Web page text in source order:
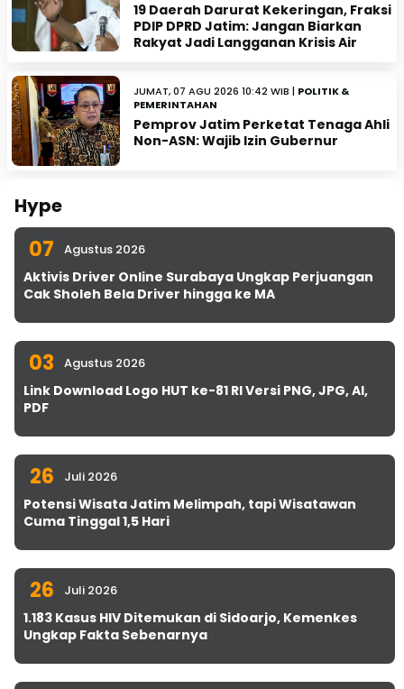
19 Daerah Darurat Kekeringan, Fraksi
PDIP DPRD Jatim: Jangan Biarkan
Rakyat Jadi Langganan Krisis Air
JUMAT, 07 AGU 2026 10:42 WIB | POLITIK &
PEMERINTAHAN
Pemprov Jatim Perketat Tenaga Ahli
Non-ASN: Wajib Izin Gubernur
Hype
07 Agustus 2026
Aktivis Driver Online Surabaya Ungkap Perjuangan
Cak Sholeh Bela Driver hingga ke MA
03 Agustus 2026
Link Download Logo HUT ke-81 RI Versi PNG, JPG, AI,
PDF
26 Juli 2026
Potensi Wisata Jatim Melimpah, tapi Wisatawan
Cuma Tinggal 1,5 Hari
26 Juli 2026
1.183 Kasus HIV Ditemukan di Sidoarjo, Kemenkes
Ungkap Fakta Sebenarnya